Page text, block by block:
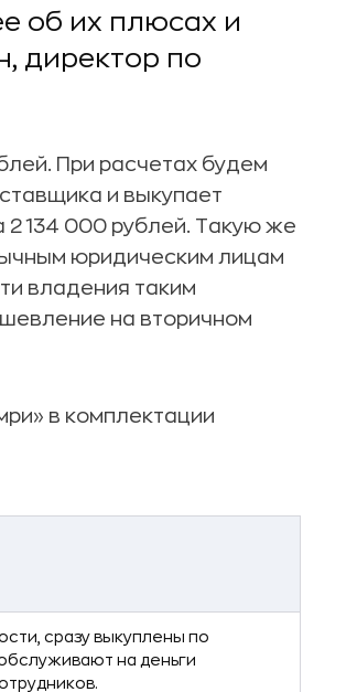
об их плюсах и
директор по
При расчетах будем
и выкупает
134 000 рублей. Такую же
юридическим лицам
владения таким
на вторичном
в комплектации
сразу выкуплены по
на деньги